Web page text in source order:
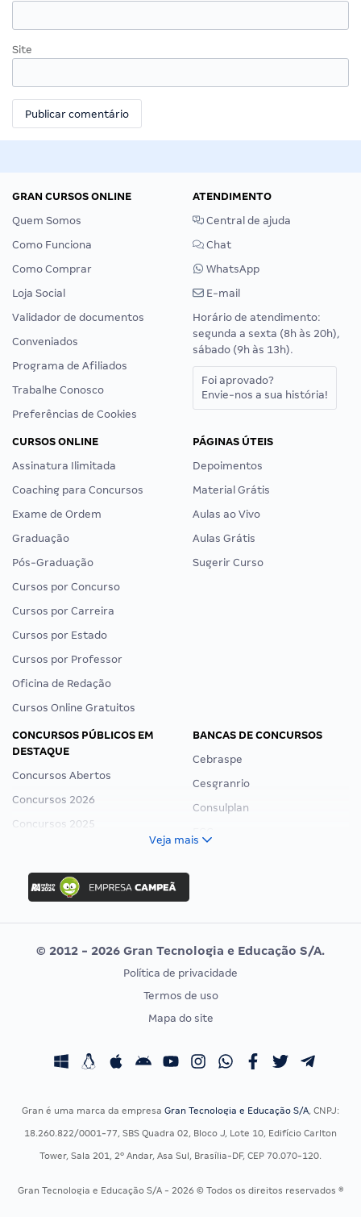
Site
GRAN CURSOS ONLINE
Quem Somos
Como Funciona
Como Comprar
Loja Social
Validador de documentos
Conveniados
Programa de Afiliados
Trabalhe Conosco
Preferências de Cookies
ATENDIMENTO
Central de ajuda
Chat
WhatsApp
E-mail
Horário de atendimento:
segunda a sexta (8h às 20h),
sábado (9h às 13h).
Foi aprovado?
Envie-nos a sua história!
CURSOS ONLINE
Assinatura Ilimitada
Coaching para Concursos
Exame de Ordem
Graduação
Pós-Graduação
Cursos por Concurso
Cursos por Carreira
Cursos por Estado
Cursos por Professor
Oficina de Redação
Cursos Online Gratuitos
PÁGINAS ÚTEIS
Depoimentos
Material Grátis
Aulas ao Vivo
Aulas Grátis
Sugerir Curso
CONCURSOS PÚBLICOS EM
DESTAQUE
Concursos Abertos
Concursos 2026
Concursos 2025
Concurso Ibama
Concurso MPU
Editais publicados
BANCAS DE CONCURSOS
Cebraspe
Cesgranrio
Consulplan
Vunesp
CONCURSOS POR PROFISSÃO
Concursos Fiscais
Concursos Saúde
Residência Multiprofissional
EXAME DE ORDEM
Calendário OAB
Veja mais
© 2012 - 2026 Gran Tecnologia e Educação S/A.
Política de privacidade
Termos de uso
Mapa do site
Gran é uma marca da empresa Gran Tecnologia e Educação S/A, CNPJ:
18.260.822/0001-77, SBS Quadra 02, Bloco J, Lote 10, Edifício Carlton
Tower, Sala 201, 2º Andar, Asa Sul, Brasília-DF, CEP 70.070-120.
Gran Tecnologia e Educação S/A - 2026 © Todos os direitos reservados ®